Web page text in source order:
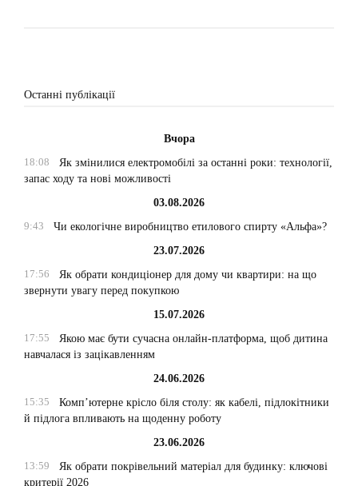
Останні публікації
Вчора
18:08
Як змінилися електромобілі за останні роки: технології,
запас ходу та нові можливості
03.08.2026
9:43
Чи екологічне виробництво етилового спирту «Альфа»?
23.07.2026
17:56
Як обрати кондиціонер для дому чи квартири: на що
звернути увагу перед покупкою
15.07.2026
17:55
Якою має бути сучасна онлайн-платформа, щоб дитина
навчалася із зацікавленням
24.06.2026
15:35
Комп’ютерне крісло біля столу: як кабелі, підлокітники
й підлога впливають на щоденну роботу
23.06.2026
13:59
Як обрати покрівельний матеріал для будинку: ключові
критерії 2026